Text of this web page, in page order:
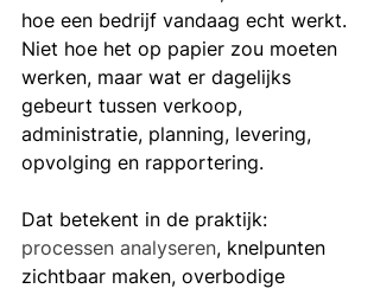
hoe een bedrijf vandaag echt werkt.
Niet hoe het op papier zou moeten
werken, maar wat er dagelijks
gebeurt tussen verkoop,
administratie, planning, levering,
opvolging en rapportering.
Dat betekent in de praktijk:
processen analyseren, knelpunten
zichtbaar maken, overbodige